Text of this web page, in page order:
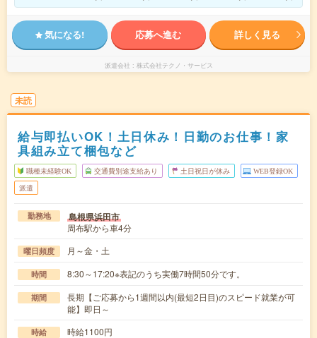
気になる! 応募へ進む 詳しく見る
派遣会社 株式会社テクノ・サービス
未読
給与即払いOK！土日休み！日勤のお仕事！家
具組み立て梱包など
職種未経験OK 交通費別途支給あり 土日祝日が休み WEB登録OK
派遣
勤務地 島根県浜田市
周布駅から車4分
曜日頻度 月～金・土
時間 8:30～17:20※表記のうち実働7時間50分です。
期間
長期【ご応募から1週間以内(最短2日目)のスピード就業が可
能】即日～
時給 時給1100円